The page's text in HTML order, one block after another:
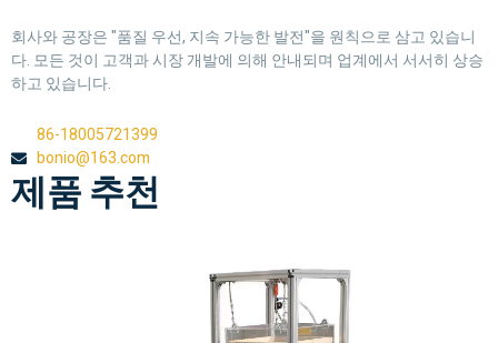
회사와 공장은 "품질 우선, 지속 가능한 발전"을 원칙으로 삼고 있습니
다. 모든 것이 고객과 시장 개발에 의해 안내되며 업계에서 서서히 상승
하고 있습니다.
86-18005721399
bonio@163.com
제품 추천